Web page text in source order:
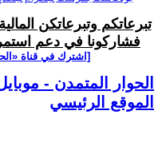
تبرعاتكم وتبرعاتكن
فشاركونا في دعم
[اشترك في قناة
الحوار المتمدن -
الموقع الرئيسي